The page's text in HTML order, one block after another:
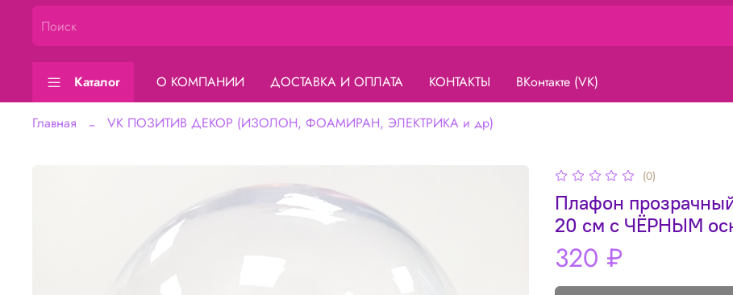
Каталог О КОМПАНИИ ДОСТАВКА И ОПЛАТА КОНТАКТЫ ВКонтакте (VK)
Главная VK ПОЗИТИВ ДЕКОР (ИЗОЛОН, ФОАМИРАН, ЭЛЕКТРИКА и др)
(0)
Плафон
20 см с ЧЁРНЫМ
320 ₽